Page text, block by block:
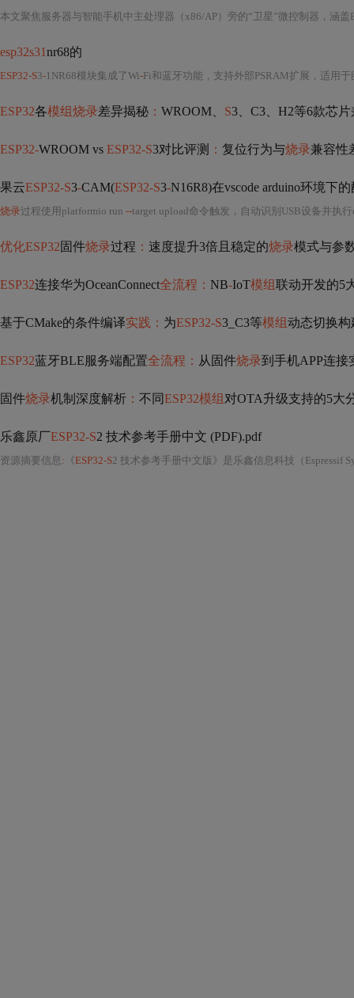
esp32s31nr68的
ESP32-S3-1NR68模块集成了Wi-Fi和蓝牙功能，支持外部PSRAM扩展，适用于图像识别、语音分析
ESP32各模组烧录差异揭秘 ： WROOM、 S3、C3、H2等6款芯
ESP32-WROOM vs ESP32-S3对比评测 ： 复位行为与烧录兼容性
果云ESP32-S3-CAM(ESP32-S3-N16R8)在vscode arduino环境下
烧录过程使用platformio run --target upload命令触发，自动识别USB设备并执
优化ESP32固件烧录过程 ： 速度提升3倍且稳定的烧录模式与参
ESP32连接华为OceanConnect全流程： NB-IoT模组联动开发的5
基于CMake的条件编译实践： 为ESP32-S3_C3等模组动态切换
ESP32蓝牙BLE服务端配置全流程： 从固件烧录到手机APP连接
固件烧录机制深度解析 ： 不同ESP32模组 对OTA升级支持的5大
乐鑫原厂ESP32-S2 技术参考手册中文 (PDF).pdf
资源摘要信息: 《ESP32-S2 技术参考手册中文版》是乐鑫信息科技（Espressif Systems）面向嵌入式系